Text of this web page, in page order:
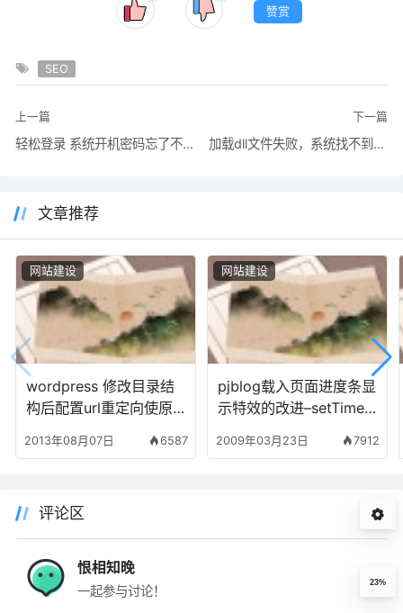
赞赏
SEO
上一篇
轻松登录 系统开机密码忘了不着急
下一篇
加载dll文件失败，系统找不到指定模块解决方法
文章推荐
wordpress 修改目录结
构后配置url重定向使原
2013年08月07日 6587
网站建设
pjblog载入页面进度条显
示特效的改进–setTimeo
2009年03月23日 7912
网站建设
评论区
恨相知晚
一起参与讨论！
23%